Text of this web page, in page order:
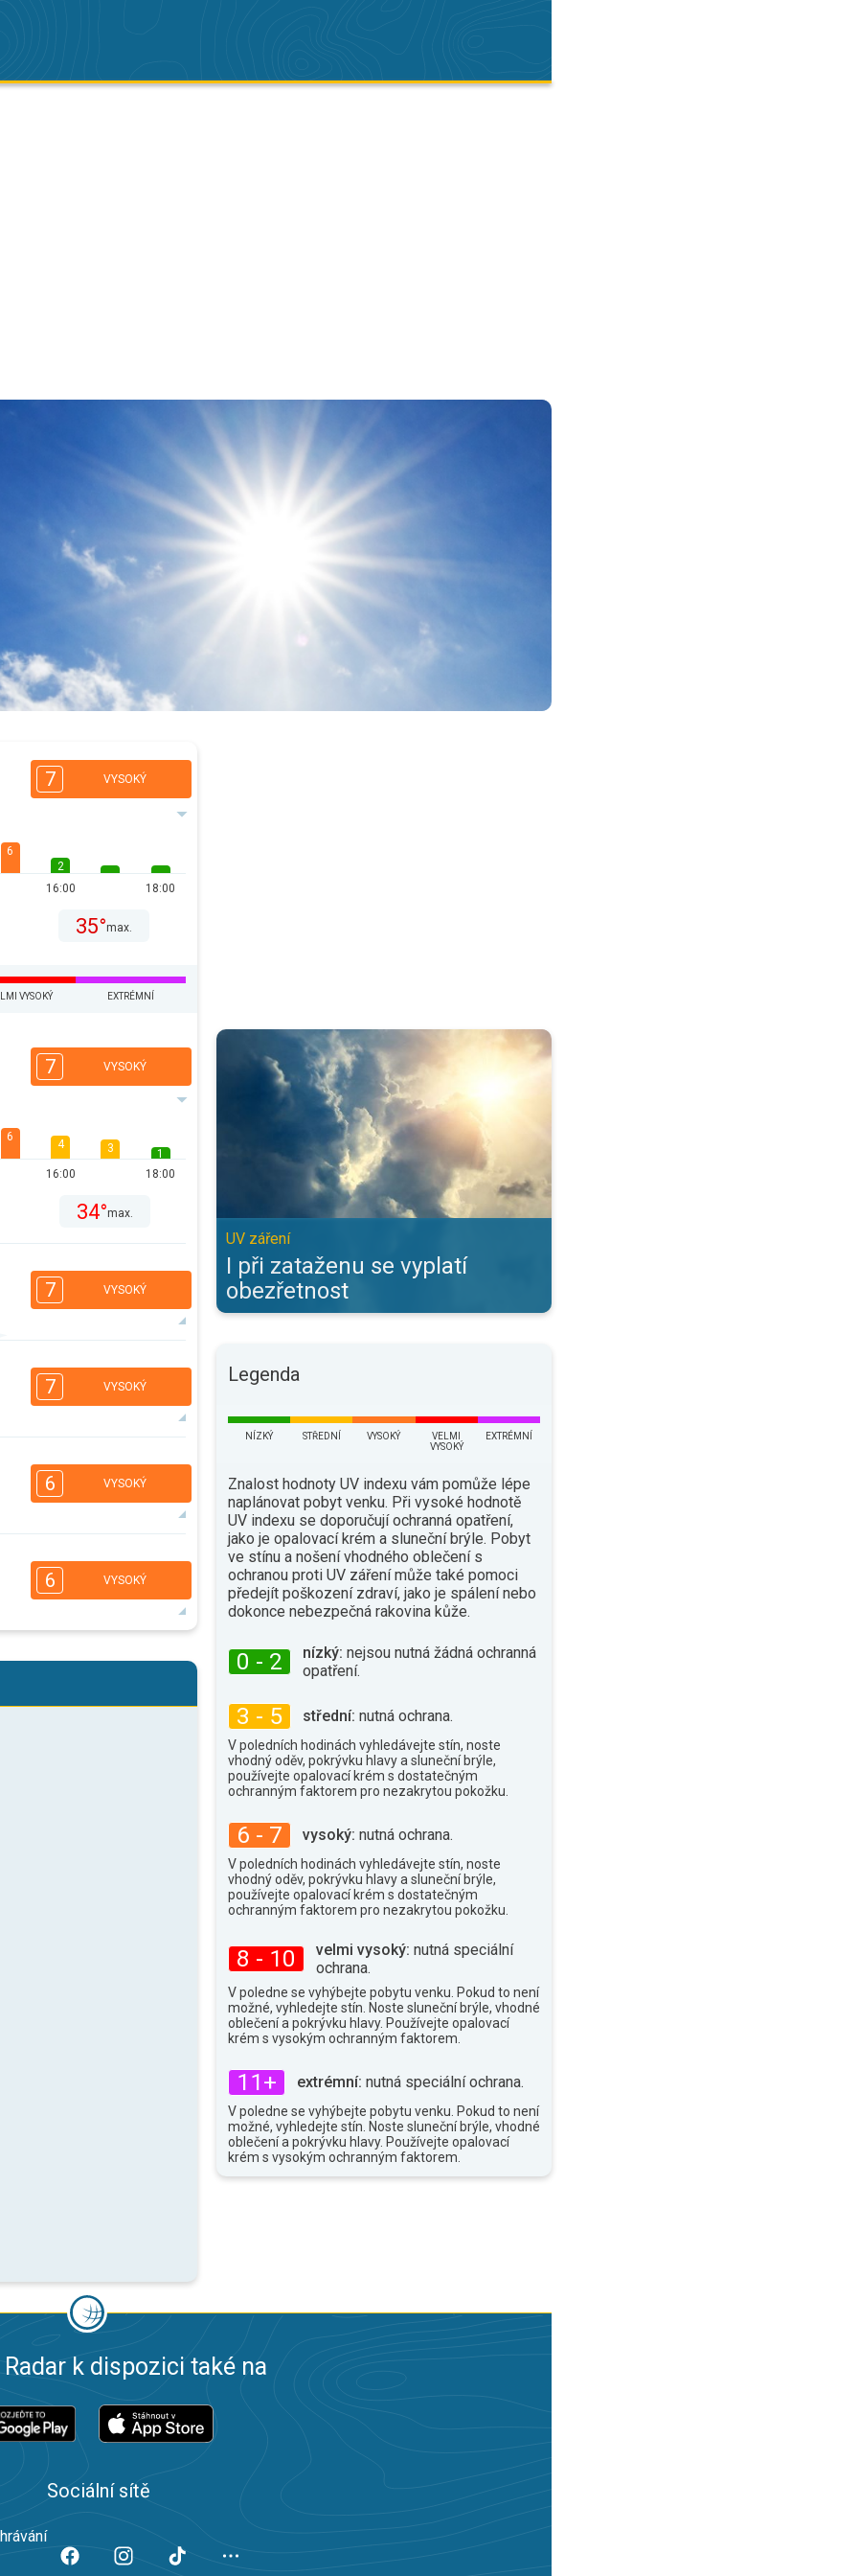
7 VYSOKÝ
6
2
16:00
18:00
35°max.
VYSOKÝ EXTRÉMNÍ
7 VYSOKÝ
6
4
16:00
3
1
18:00
34°max.
7 VYSOKÝ
4
16:00
34°max.
7 VYSOKÝ
4
16:00
35°max.
6 VYSOKÝ
2
16:00
33°
6 VYSOKÝ
2
1
I při zataženu se vyplatí obezřetnost. UV záření. . .
UV záření
I při zataženu se vyplatí
obezřetnost
Legenda
NÍZKÝ STŘEDNÍ VYSOKÝ
VELMI
VYSOKÝ
EXTRÉMNÍ
Znalost hodnoty UV indexu vám pomůže lépe
naplánovat pobyt venku. Při vysoké hodnotě
UV indexu se doporučují ochranná opatření,
jako je opalovací krém a sluneční brýle. Pobyt
ve stínu a nošení vhodného oblečení s
ochranou proti UV záření může také pomoci
předejít poškození zdraví, jako je spálení nebo
dokonce nebezpečná rakovina kůže.
0 - 2 nízký: nejsou nutná žádná ochranná
opatření.
3 - 5 střední: nutná ochrana.
V poledních hodinách vyhledávejte stín, noste
vhodný oděv, pokrývku hlavy a sluneční brýle,
používejte opalovací krém s dostatečným
ochranným faktorem pro nezakrytou pokožku.
6 - 7 vysoký: nutná ochrana.
V poledních hodinách vyhledávejte stín, noste
vhodný oděv, pokrývku hlavy a sluneční brýle,
používejte opalovací krém s dostatečným
ochranným faktorem pro nezakrytou pokožku.
8 - 10 velmi vysoký: nutná speciální
ochrana.
V poledne se vyhýbejte pobytu venku. Pokud to není
možné, vyhledejte stín. Noste sluneční brýle, vhodné
oblečení a pokrývku hlavy. Používejte opalovací
krém s vysokým ochranným faktorem.
11+ extrémní: nutná speciální ochrana.
V poledne se vyhýbejte pobytu venku. Pokud to není
možné, vyhledejte stín. Noste sluneční brýle, vhodné
oblečení a pokrývku hlavy. Používejte opalovací
krém s vysokým ochranným faktorem.
Radar k dispozici také na
Sociální sítě